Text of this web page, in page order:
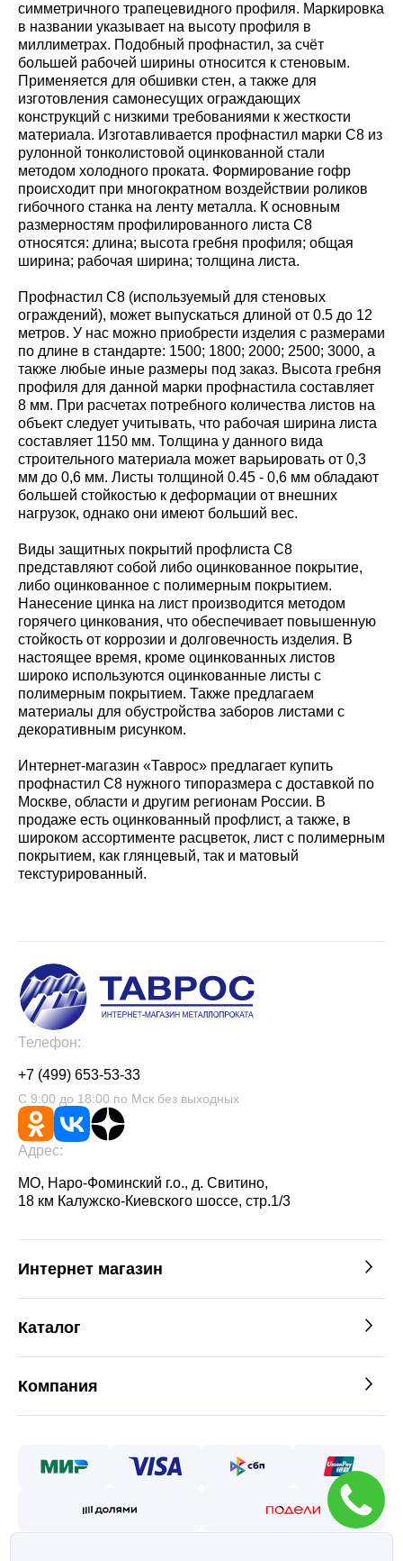
симметричного трапецевидного профиля. Маркировка
в названии указывает на высоту профиля в
миллиметрах. Подобный профнастил, за счёт
большей рабочей ширины относится к стеновым.
Применяется для обшивки стен, а также для
изготовления самонесущих ограждающих
конструкций с низкими требованиями к жесткости
материала. Изготавливается профнастил марки С8 из
рулонной тонколистовой оцинкованной стали
методом холодного проката. Формирование гофр
происходит при многократном воздействии роликов
гибочного станка на ленту металла. К основным
размерностям профилированного листа С8
относятся: длина; высота гребня профиля; общая
ширина; рабочая ширина; толщина листа.
Профнастил С8 (используемый для стеновых
ограждений), может выпускаться длиной от 0.5 до 12
метров. У нас можно приобрести изделия с размерами
по длине в стандарте: 1500; 1800; 2000; 2500; 3000, а
также любые иные размеры под заказ. Высота гребня
профиля для данной марки профнастила составляет
8 мм. При расчетах потребного количества листов на
объект следует учитывать, что рабочая ширина листа
составляет 1150 мм. Толщина у данного вида
строительного материала может варьировать от 0,3
мм до 0,6 мм. Листы толщиной 0.45 - 0,6 мм обладают
большей стойкостью к деформации от внешних
нагрузок, однако они имеют больший вес.
Виды защитных покрытий профлиста С8
представляют собой либо оцинкованное покрытие,
либо оцинкованное с полимерным покрытием.
Нанесение цинка на лист производится методом
горячего цинкования, что обеспечивает повышенную
стойкость от коррозии и долговечность изделия. В
настоящее время, кроме оцинкованных листов
широко используются оцинкованные листы с
полимерным покрытием. Также предлагаем
материалы для обустройства заборов листами с
декоративным рисунком.
Интернет-магазин «Таврос» предлагает купить
профнастил С8 нужного типоразмера с доставкой по
Москве, области и другим регионам России. В
продаже есть оцинкованный профлист, а также, в
широком ассортименте расцветок, лист с полимерным
покрытием, как глянцевый, так и матовый
текстурированный.
Телефон:
+7 (499) 653-53-33
С 9:00 до 18:00 по Мск без выходных
Адрес:
МО, Наро-Фоминский г.о., д. Свитино,
18 км Калужско-Киевского шоссе, стр.1/3
Интернет магазин
Каталог
Компания